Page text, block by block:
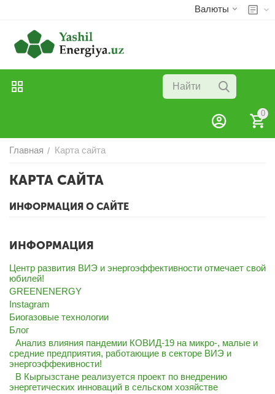
Валюты
0
Главная / Карта сайта
КАРТА САЙТА
ИНФОРМАЦИЯ О САЙТЕ
ИНФОРМАЦИЯ
Центр развития ВИЭ и энергоэффективности отмечает свой
юбилей!
GREENENERGY
Instagram
Биогазовые технологии
Блог
Анализ влияния пандемии КОВИД-19 на микро-, малые и
средние предприятия, работающие в секторе ВИЭ и
энергоэффекивности!
В Кыргызстане реализуется проект по внедрению
энергетических инноваций в сельском хозяйстве